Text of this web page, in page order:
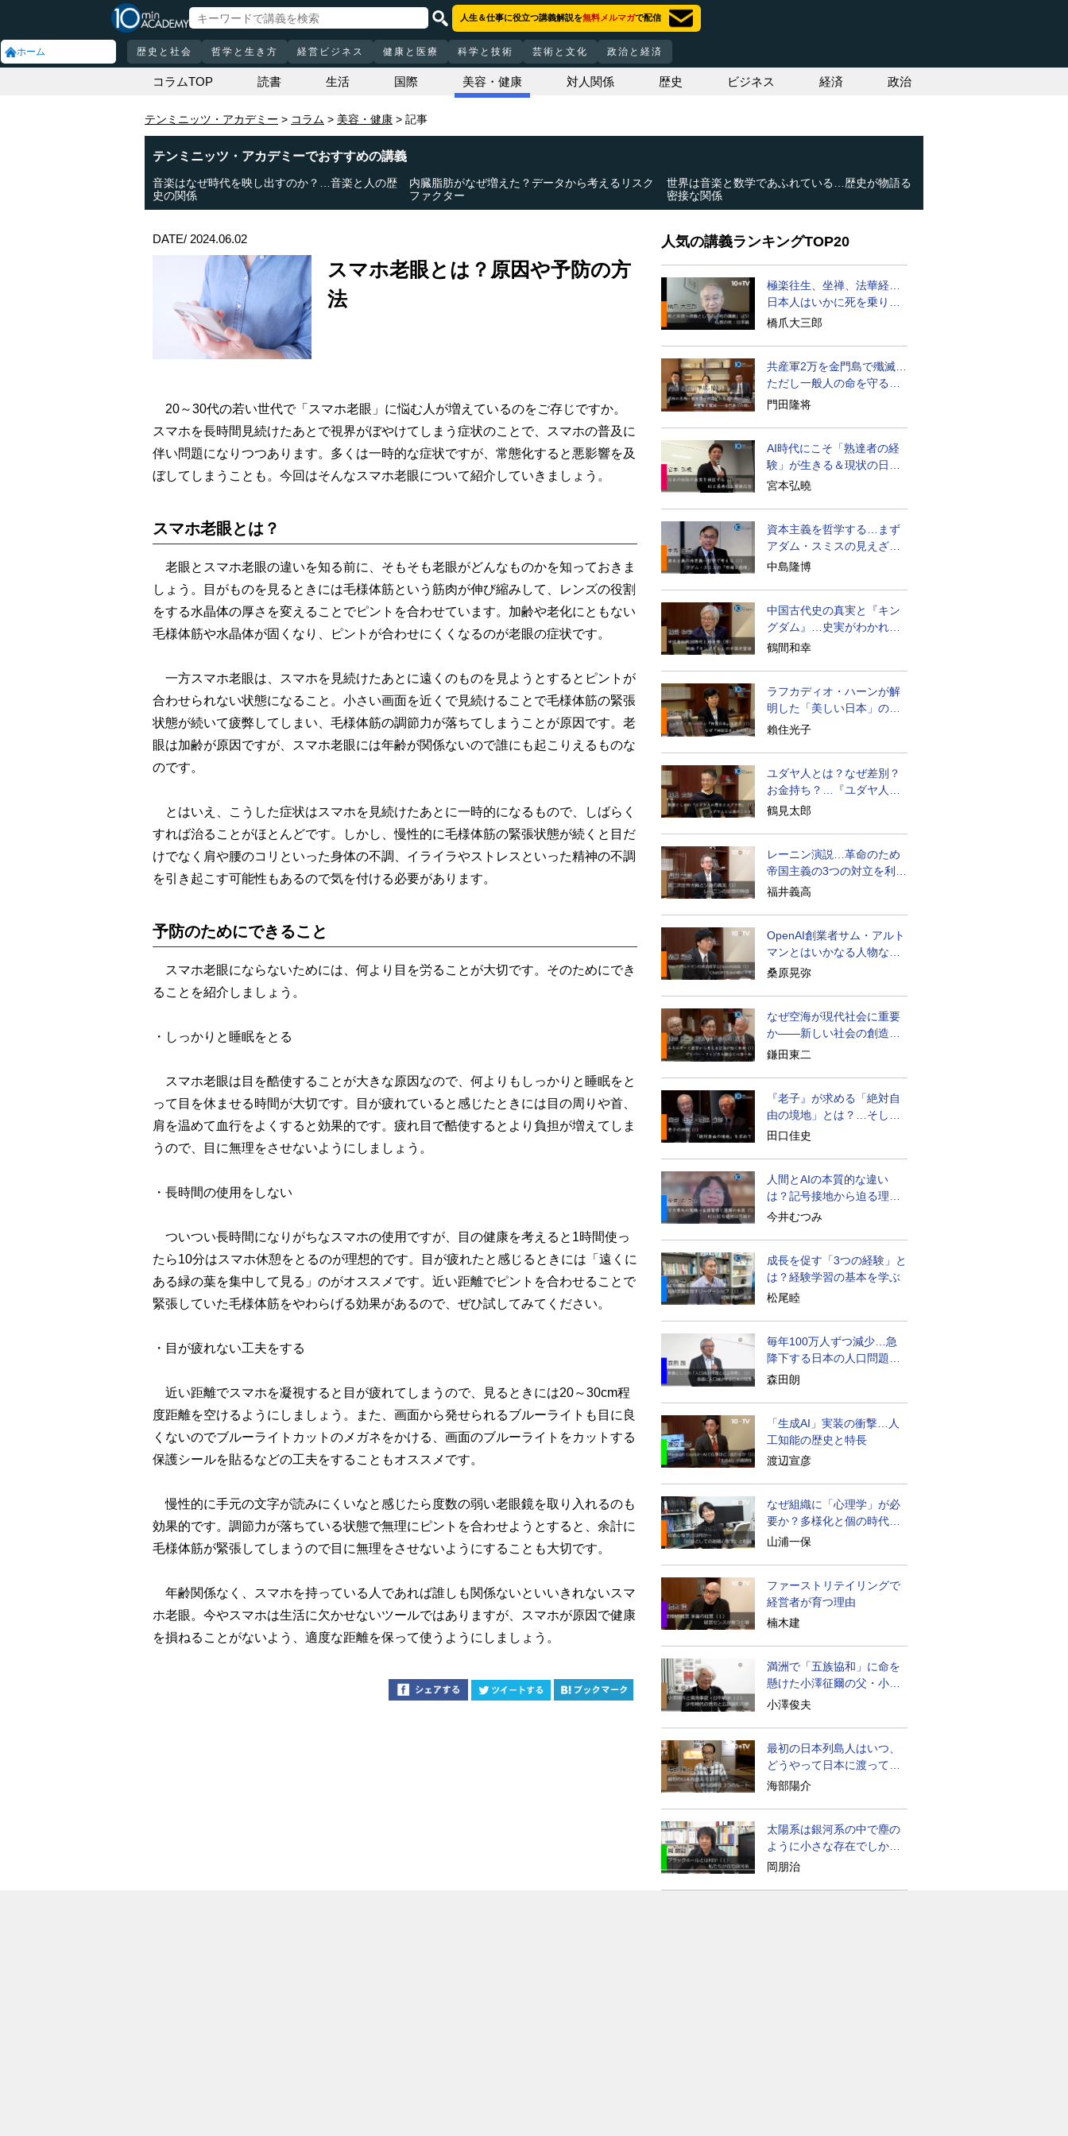
ホーム
人生＆仕事に役立つ講義解説を無料メルマガで配信
歴史と社会 哲学と生き方 経営ビジネス 健康と医療 科学と技術 芸術と文化 政治と経済
コラムTOP 読書 生活 国際 美容・健康 対人関係 歴史 ビジネス 経済 政治
テンミニッツ・アカデミー コラム 美容・健康 記事
テンミニッツ・アカデミーでおすすめの講義
音楽はなぜ時代を映し出すのか？…音楽と人の歴
史の関係
内臓脂肪がなぜ増えた？データから考えるリスク
ファクター
世界は音楽と数学であふれている…歴史が物語る
密接な関係
DATE/ 2024.06.02
スマホ老眼とは？原因や予防の方
法
20～30代の若い世代で「スマホ老眼」に悩む人が増えているのをご存じですか。
スマホを長時間見続けたあとで視界がぼやけてしまう症状のことで、スマホの普及に
伴い問題になりつつあります。多くは一時的な症状ですが、常態化すると悪影響を及
ぼしてしまうことも。今回はそんなスマホ老眼について紹介していきましょう。
スマホ老眼とは？
老眼とスマホ老眼の違いを知る前に、そもそも老眼がどんなものかを知っておきま
しょう。目がものを見るときには毛様体筋という筋肉が伸び縮みして、レンズの役割
をする水晶体の厚さを変えることでピントを合わせています。加齢や老化にともない
毛様体筋や水晶体が固くなり、ピントが合わせにくくなるのが老眼の症状です。
一方スマホ老眼は、スマホを見続けたあとに遠くのものを見ようとするとピントが
合わせられない状態になること。小さい画面を近くで見続けることで毛様体筋の緊張
状態が続いて疲弊してしまい、毛様体筋の調節力が落ちてしまうことが原因です。老
眼は加齢が原因ですが、スマホ老眼には年齢が関係ないので誰にも起こりえるものな
のです。
とはいえ、こうした症状はスマホを見続けたあとに一時的になるもので、しばらく
すれば治ることがほとんどです。しかし、慢性的に毛様体筋の緊張状態が続くと目だ
けでなく肩や腰のコリといった身体の不調、イライラやストレスといった精神の不調
を引き起こす可能性もあるので気を付ける必要があります。
予防のためにできること
スマホ老眼にならないためには、何より目を労ることが大切です。そのためにでき
ることを紹介しましょう。
・しっかりと睡眠をとる
スマホ老眼は目を酷使することが大きな原因なので、何よりもしっかりと睡眠をと
って目を休ませる時間が大切です。目が疲れていると感じたときには目の周りや首、
肩を温めて血行をよくすると効果的です。疲れ目で酷使するとより負担が増えてしま
うので、目に無理をさせないようにしましょう。
・長時間の使用をしない
ついつい長時間になりがちなスマホの使用ですが、目の健康を考えると1時間使っ
たら10分はスマホ休憩をとるのが理想的です。目が疲れたと感じるときには「遠くに
ある緑の葉を集中して見る」のがオススメです。近い距離でピントを合わせることで
緊張していた毛様体筋をやわらげる効果があるので、ぜひ試してみてください。
・目が疲れない工夫をする
近い距離でスマホを凝視すると目が疲れてしまうので、見るときには20～30cm程
度距離を空けるようにしましょう。また、画面から発せられるブルーライトも目に良
くないのでブルーライトカットのメガネをかける、画面のブルーライトをカットする
保護シールを貼るなどの工夫をすることもオススメです。
慢性的に手元の文字が読みにくいなと感じたら度数の弱い老眼鏡を取り入れるのも
効果的です。調節力が落ちている状態で無理にピントを合わせようとすると、余計に
毛様体筋が緊張してしまうので目に無理をさせないようにすることも大切です。
年齢関係なく、スマホを持っている人であれば誰しも関係ないといいきれないスマ
ホ老眼。今やスマホは生活に欠かせないツールではありますが、スマホが原因で健康
を損ねることがないよう、適度な距離を保って使うようにしましょう。
人気の講義ランキングTOP20
極楽往生、坐禅、法華経…
日本人はいかに死を乗り越
えるか
橋爪大三郎
共産軍2万を金門島で殲滅…
ただし一般人の命を守る軍
人の本義を重視
門田隆将
AI時代にこそ「熟達者の経
験」が生きる＆現状の日本
経済の実情は
宮本弘曉
資本主義を哲学する…まず
アダム・スミスの見えざる
手と道徳感情論
中島隆博
中国古代史の真実と『キン
グダム』…史実がわかれば
物語はもっと面白い
鶴間和幸
ラフカディオ・ハーンが解
明した「美しい日本」の秘
密と未来
賴住光子
ユダヤ人とは？なぜ差別？
お金持ち？…『ユダヤ人の
歴史』に学ぶ
鶴見太郎
レーニン演説…革命のため
帝国主義の3つの対立を利用
せよ
福井義高
OpenAI創業者サム・アルト
マンとはいかなる人物なの
か
桑原晃弥
なぜ空海が現代社会に重要
か――新しい社会の創造の
ために
鎌田東二
『老子』が求める「絶対自
由の境地」とは？…そして
創造長寿へ
田口佳史
人間とAIの本質的な違い
は？記号接地から迫る理解
の本質
今井むつみ
成長を促す「3つの経験」と
は？経験学習の基本を学ぶ
松尾睦
毎年100万人ずつ減少…急
降下する日本の人口問題を
考える
森田朗
「生成AI」実装の衝撃…人
工知能の歴史と特長
渡辺宣彦
なぜ組織に「心理学」が必
要か？多様化と個の時代の
処方箋
山浦一保
ファーストリテイリングで
経営者が育つ理由
楠木建
満洲で「五族協和」に命を
懸けた小澤征爾の父・小澤
開作
小澤俊夫
最初の日本列島人はいつ、
どうやって日本に渡ってき
たのか
海部陽介
太陽系は銀河系の中で塵の
ように小さな存在でしかな
い
岡朋治